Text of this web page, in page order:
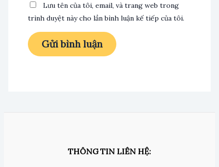
Lưu tên của tôi, email, và trang web trong
trình duyệt này cho lần bình luận kế tiếp của tôi.
THÔNG TIN LIÊN HỆ: